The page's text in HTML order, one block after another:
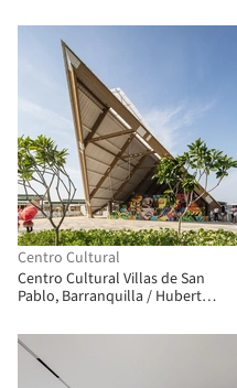
Centro Cultural
Centro Cultural Villas de San
Pablo, Barranquilla / Hubert
Wiesmann + Alejandro Restrepo
Montoya